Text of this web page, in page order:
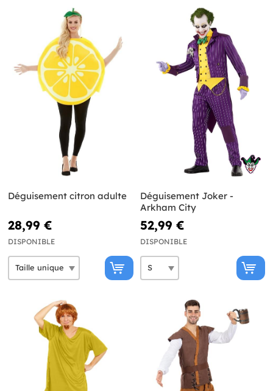
Déguisement citron adulte
28,99 €
DISPONIBLE
Déguisement Joker -
Arkham City
52,99 €
DISPONIBLE